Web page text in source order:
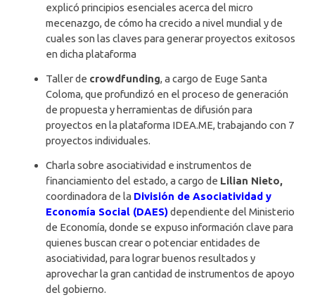
explicó principios esenciales acerca del micro
mecenazgo, de cómo ha crecido a nivel mundial y de
cuales son las claves para generar proyectos exitosos
en dicha plataforma
Taller de crowdfunding, a cargo de Euge Santa
Coloma, que profundizó en el proceso de generación
de propuesta y herramientas de difusión para
proyectos en la plataforma IDEA.ME, trabajando con 7
proyectos individuales.
Charla sobre asociatividad e instrumentos de
financiamiento del estado, a cargo de Lilian Nieto,
coordinadora de la División de Asociatividad y
Economía Social (DAES)dependiente del Ministerio
de Economía, donde se expuso información clave para
quienes buscan crear o potenciar entidades de
asociatividad, para lograr buenos resultados y
aprovechar la gran cantidad de instrumentos de apoyo
del gobierno.